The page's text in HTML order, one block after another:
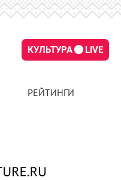
КУЛЬТУРА LIVE
РЕЙТИНГИ